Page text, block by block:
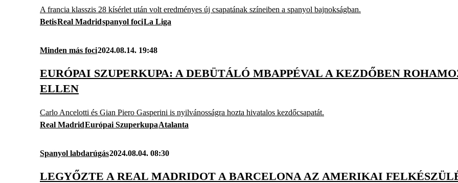
A francia klasszis 28 kísérlet után volt eredményes új csapatának színeiben a spanyol bajnokságban.
BetisReal Madridspanyol fociLa Liga
Minden más foci2024.08.14. 19:48
EURÓPAI SZUPERKUPA: A DEBÜTÁLÓ MBAPPÉVAL A KEZDŐBEN
ELLEN
Carlo Ancelotti és Gian Piero Gasperini is nyilvánosságra hozta hivatalos kezdőcsapatát.
Real MadridEurópai SzuperkupaAtalanta
Spanyol labdarúgás2024.08.04. 08:30
LEGYŐZTE A REAL MADRIDOT A BARCELONA AZ AMERIKAI